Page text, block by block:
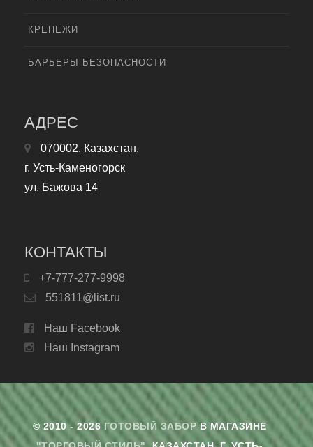
КРЕПЕЖИ
БАРЬЕРЫ БЕЗОПАСНОСТИ
АДРЕС
070002, Казахстан,
г. Усть-Каменогорск
ул. Бажова 14
КОНТАКТЫ
+7-777-277-9998
551811@list.ru
Наш Facebook
Наш Instagram
© 2010 - 2026 ГОТОВЫЙ ЗАБОРВ МАГАЗИНЕ